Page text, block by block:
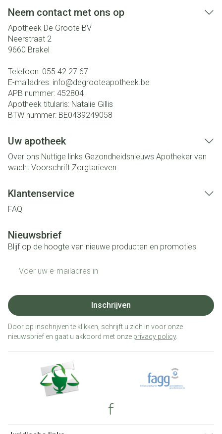
Neem contact met ons op
Apotheek De Groote BV
Neerstraat 2
9660 Brakel
Telefoon: 055 42 27 67
E-mailadres: info@degrooteapotheek.be
APB nummer: 452804
Apotheek titularis: Natalie Gillis
BTW nummer: BE0439249058
Uw apotheek
Over ons Nuttige links Gezondheidsnieuws Apotheker van
wacht Voorschrift Zorgtarieven
Klantenservice
FAQ
Nieuwsbrief
Blijf op de hoogte van nieuwe producten en promoties
Inschrijven
Door op inschrijven te klikken, schrijft u zich in voor onze
nieuwsbrief en gaat u akkoord met onze privacy policy.